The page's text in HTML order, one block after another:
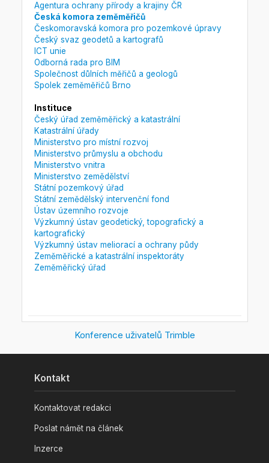
Agentura ochrany přírody a krajiny ČR
Česká komora zeměměřičů
Českomoravská komora pro pozemkové úpravy
Český svaz geodetů a kartografů
ICT unie
Odborná rada pro BIM
Společnost důlních měřičů a geologů
Spolek zeměměřičů Brno
Instituce
Český úřad zeměměřický a katastrální
Katastrální úřady
Ministerstvo pro místní rozvoj
Ministerstvo průmyslu a obchodu
Ministerstvo vnitra
Ministerstvo zemědělství
Státní pozemkový úřad
Státní zemědělský intervenční fond
Ústav územního rozvoje
Výzkumný ústav geodetický, topografický a
kartografický
Výzkumný ústav meliorací a ochrany půdy
Zeměměřické a katastrální inspektoráty
Zeměměřický úřad
Konference uživatelů Trimble
Kontakt
Kontaktovat redakci
Poslat námět na článek
Inzerce